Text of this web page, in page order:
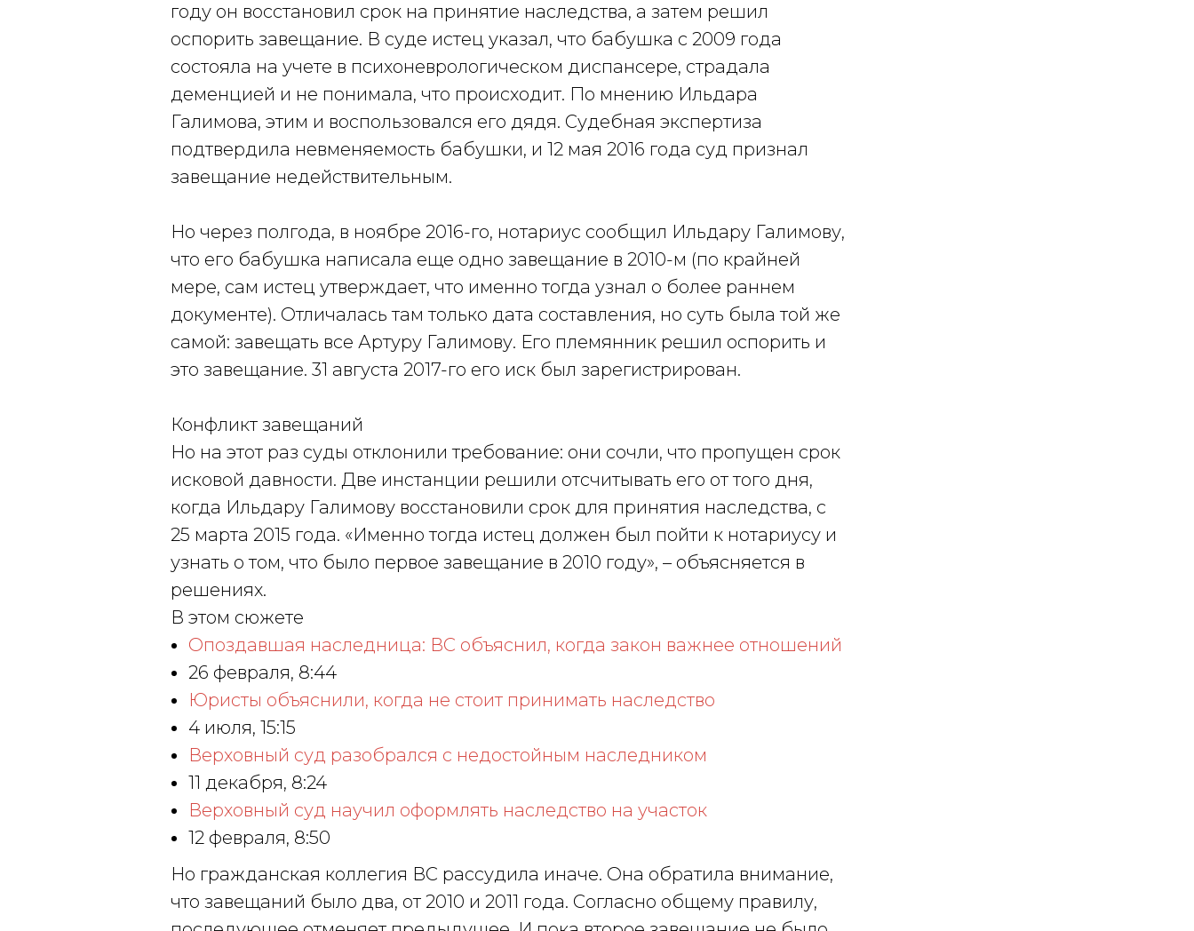
году он восстановил срок на принятие наследства, а затем решил
оспорить завещание. В суде истец указал, что бабушка с 2009 года
состояла на учете в психоневрологическом диспансере, страдала
деменцией и не понимала, что происходит. По мнению Ильдара
Галимова, этим и воспользовался его дядя. Судебная экспертиза
подтвердила невменяемость бабушки, и 12 мая 2016 года суд признал
завещание недействительным.
Но через полгода, в ноябре 2016-го, нотариус сообщил Ильдару Галимову,
что его бабушка написала еще одно завещание в 2010-м (по крайней
мере, сам истец утверждает, что именно тогда узнал о более раннем
документе). Отличалась там только дата составления, но суть была той же
самой: завещать все Артуру Галимову. Его племянник решил оспорить и
это завещание. 31 августа 2017-го его иск был зарегистрирован.
Конфликт завещаний
Но на этот раз суды отклонили требование: они сочли, что пропущен срок
исковой давности. Две инстанции решили отсчитывать его от того дня,
когда Ильдару Галимову восстановили срок для принятия наследства, с
25 марта 2015 года. «Именно тогда истец должен был пойти к нотариусу и
узнать о том, что было первое завещание в 2010 году», – объясняется в
решениях.
В этом сюжете
Опоздавшая наследница: ВС объяснил, когда закон важнее отношений
26 февраля, 8:44
Юристы объяснили, когда не стоит принимать наследство
4 июля, 15:15
Верховный суд разобрался с недостойным наследником
11 декабря, 8:24
Верховный суд научил оформлять наследство на участок
12 февраля, 8:50
Но гражданская коллегия ВС рассудила иначе. Она обратила внимание,
что завещаний было два, от 2010 и 2011 года. Согласно общему правилу,